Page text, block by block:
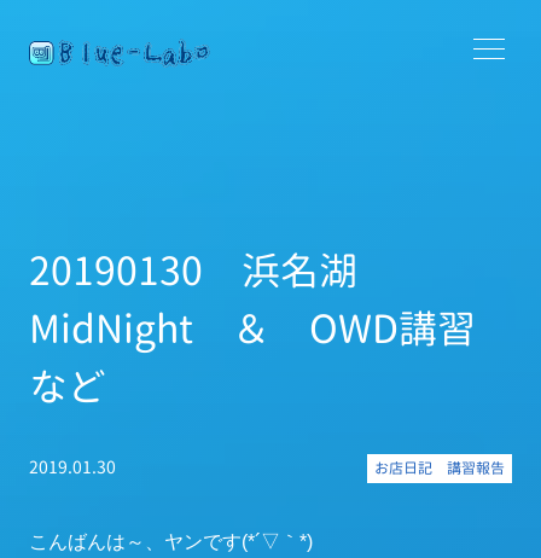
20190130 浜名湖
MidNight ＆ OWD講習
など
2019.01.30 お店日記 講習報告
こんばんは～、ヤンです(*´▽｀*)